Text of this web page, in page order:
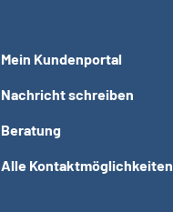
Mein Kundenportal
Nachricht schreiben
Beratung
Alle Kontaktmöglichkeiten